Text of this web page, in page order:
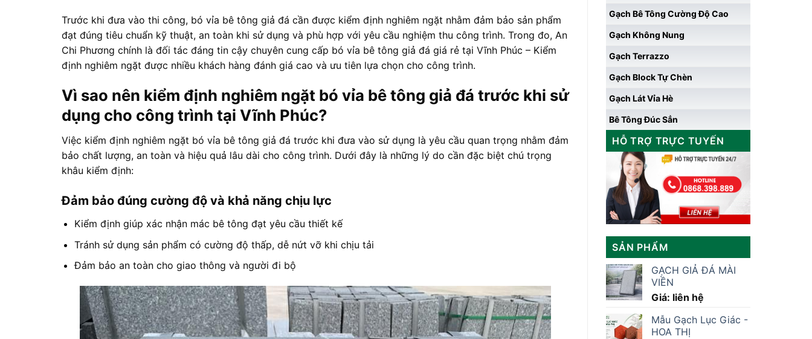
Trước khi đưa vào thi công, bó vỉa bê tông giả đá cần được kiểm định nghiêm ngặt nhằm đảm bảo sản phẩm
đạt đúng tiêu chuẩn kỹ thuật, an toàn khi sử dụng và phù hợp với yêu cầu nghiệm thu công trình. Trong đo, An
Chi Phương chính là đối tác đáng tin cậy chuyên cung cấp bó vỉa bê tông giả đá giá rẻ tại Vĩnh Phúc – Kiểm
định nghiêm ngặt được nhiều khách hàng đánh giá cao và ưu tiên lựa chọn cho công trình.
Vì sao nên kiểm định nghiêm ngặt bó vỉa bê tông giả đá trước khi sử
dụng cho công trình tại Vĩnh Phúc?
Việc kiểm định nghiêm ngặt bó vỉa bê tông giả đá trước khi đưa vào sử dụng là yêu cầu quan trọng nhằm đảm
bảo chất lượng, an toàn và hiệu quả lâu dài cho công trình. Dưới đây là những lý do cần đặc biệt chú trọng
khâu kiểm định:
Đảm bảo đúng cường độ và khả năng chịu lực
Kiểm định giúp xác nhận mác bê tông đạt yêu cầu thiết kế
Tránh sử dụng sản phẩm có cường độ thấp, dễ nứt vỡ khi chịu tải
Đảm bảo an toàn cho giao thông và người đi bộ
Gạch Bê Tông Cường Độ Cao
Gạch Không Nung
Gạch Terrazzo
Gạch Block Tự Chèn
Gạch Lát Vỉa Hè
Bê Tông Đúc Sẳn
HỖ TRỢ TRỰC TUYẾN
SẢN PHẨM
GẠCH GIẢ ĐÁ MÀI
VIỀN
Giá: liên hệ
Mẫu Gạch Lục Giác -
HOA THỊ